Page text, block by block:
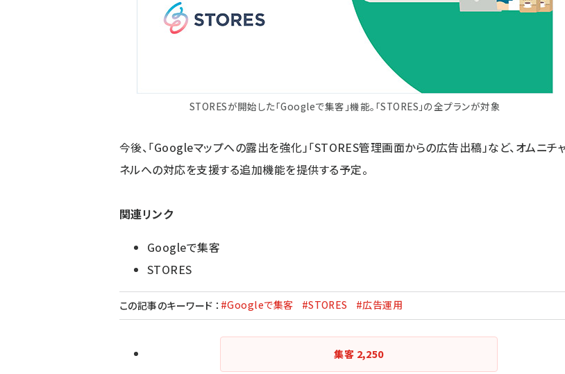
STORESが開始した「Googleで集客」機能。「STORES」の全プランが対象
今後、「Googleマップへの露出を強化」「STORES管理画面からの広告出稿」など、オムニチ
ネルへの対応を支援する追加機能を提供する予定。
関連リンク
Googleで集客
STORES
この記事のキーワード ： #Googleで集客 #STORES #広告運用
集客 2,250